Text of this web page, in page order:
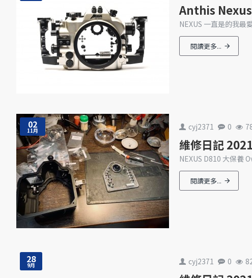
Anthis Nexus
NEXUS 一直是的我最
閱讀更多...
02
11月 cyj2371 0
維修日記
NEXUS D810 大保養
閱讀更多...
28
9月 cyj2371 0